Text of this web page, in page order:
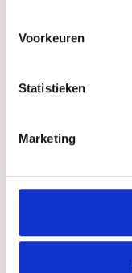
Voorkeuren
Statistieken
Marketing